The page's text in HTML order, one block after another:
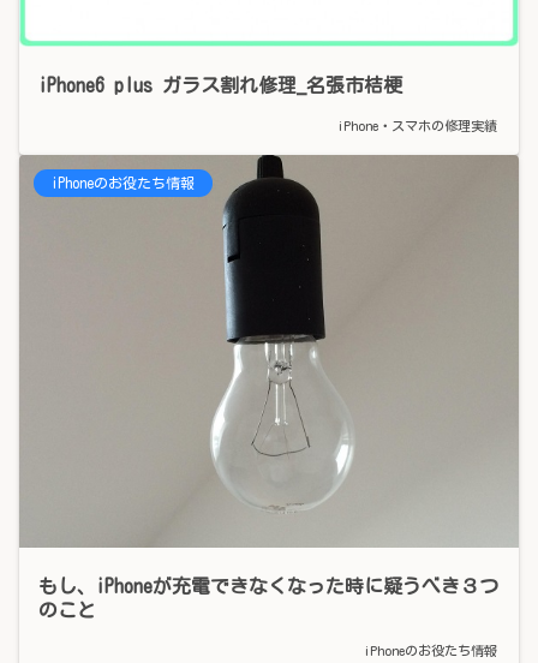
iPhone6 plus ガラス割れ修理_名張市桔梗
iPhone・スマホの修理実績
iPhoneのお役たち情報
もし、iPhoneが充電できなくなった時に疑うべき３つ
のこと
iPhoneのお役たち情報